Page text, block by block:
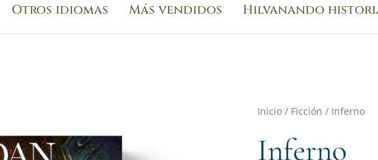
Otros idiomas Más vendidos Hilvanando
Inicio / Ficción / Inferno
Inferno